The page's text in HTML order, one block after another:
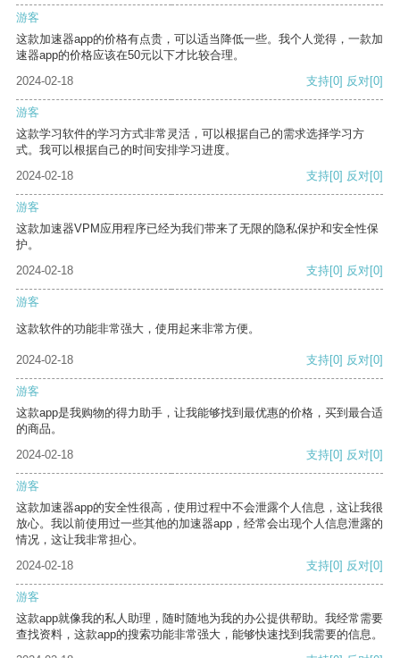
游客
这款加速器app的价格有点贵，可以适当降低一些。我个人觉得，一款加
速器app的价格应该在50元以下才比较合理。
2024-02-18
支持[0] 反对[0]
游客
这款学习软件的学习方式非常灵活，可以根据自己的需求选择学习方
式。我可以根据自己的时间安排学习进度。
2024-02-18
支持[0] 反对[0]
游客
这款加速器VPM应用程序已经为我们带来了无限的隐私保护和安全性保
护。
2024-02-18
支持[0] 反对[0]
游客
这款软件的功能非常强大，使用起来非常方便。
2024-02-18 支持[0] 反对[0]
游客
这款app是我购物的得力助手，让我能够找到最优惠的价格，买到最合适
的商品。
2024-02-18
支持[0] 反对[0]
游客
这款加速器app的安全性很高，使用过程中不会泄露个人信息，这让我很
放心。我以前使用过一些其他的加速器app，经常会出现个人信息泄露的
情况，这让我非常担心。
2024-02-18
支持[0] 反对[0]
游客
这款app就像我的私人助理，随时随地为我的办公提供帮助。我经常需要
查找资料，这款app的搜索功能非常强大，能够快速找到我需要的信息。